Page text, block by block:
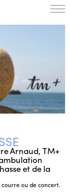
Arnaud, TM+
et de la
courre ou de concert.